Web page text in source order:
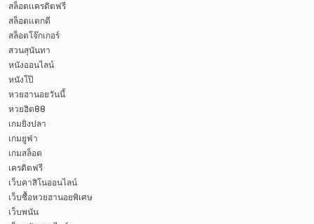
สล็อตเเครดิตฟรี
สล็อตแตกดี
สล็อตโจ๊กเกอร์
สวนสุนันทา
หนังออนไลน์
หนังโป๊
หวยฮานอยวันนี้
หวยฮิต88
เกมยิงปลา
เกมยูฟ่า
เกมสล็อต
เครดิตฟรี
เว็บคาสิโนออนไลน์
เว็บซื้อหวยฮานอยพิเศษ
เว็บพนัน